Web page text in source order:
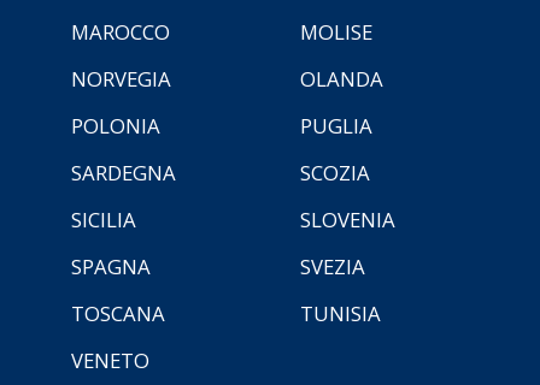
MAROCCO
MOLISE
NORVEGIA
OLANDA
POLONIA
PUGLIA
SARDEGNA
SCOZIA
SICILIA
SLOVENIA
SPAGNA
SVEZIA
TOSCANA
TUNISIA
VENETO